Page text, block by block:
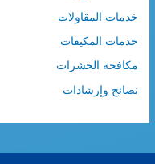
خدمات المقاولات
خدمات المكيفات
مكافحة الحشرات
نصائح وإرشادات